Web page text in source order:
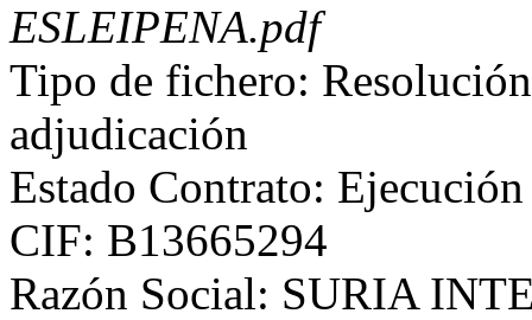
ESLEIPENA.pdf
Tipo de fichero:
adjudicación
Estado Contrato: Ejecución
CIF: B13665294
Razón Social: SURIA